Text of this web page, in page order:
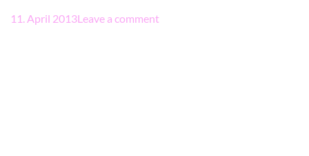
11. April 2013Leave a comment